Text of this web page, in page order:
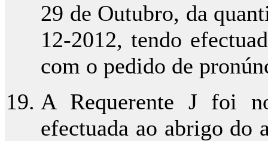
29 de Outubro, da
12-2012, tendo
com o pedido de
A Requerente J foi
efectuada ao abrigo do